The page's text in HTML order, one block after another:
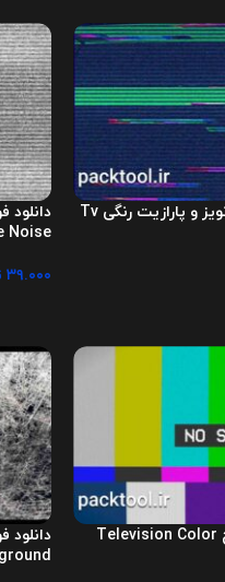
دانلود فوتیج آماده فکت نویز و پارازیت رنگی Tv دانلود
Noise
۳۹.۰۰۰
دانلود کالر بار قدیمی گلیچ Television Color